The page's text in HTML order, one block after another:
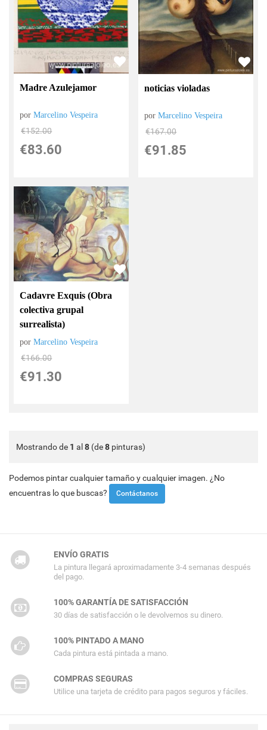
Madre Azulejamor
porMarcelino Vespeira
€152.00
€83.60
noticias violadas
porMarcelino Vespeira
€167.00
€91.85
Cadavre Exquis (Obra
colectiva grupal
surrealista)
porMarcelino Vespeira
€166.00
€91.30
Mostrando de 1 al 8 (de8 pinturas)
Podemos pintar cualquier tamaño y cualquier imagen. ¿No
encuentras lo que buscas?
Contáctanos
ENVÍO GRATIS
La pintura llegará aproximadamente 3-4 semanas después
del pago.
100% GARANTÍA DE SATISFACCIÓN
30 días de satisfacción o le devolvemos su dinero.
100% PINTADO A MANO
Cada pintura está pintada a mano.
COMPRAS SEGURAS
Utilice una tarjeta de crédito para pagos seguros y fáciles.